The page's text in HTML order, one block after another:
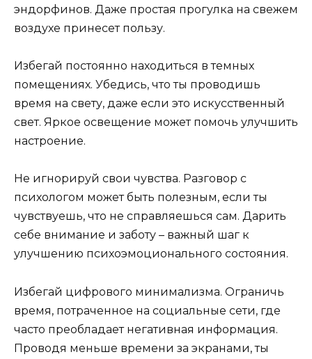
эндорфинов. Даже простая прогулка на свежем
воздухе принесет пользу.
Избегай постоянно находиться в темных
помещениях. Убедись, что ты проводишь
время на свету, даже если это искусственный
свет. Яркое освещение может помочь улучшить
настроение.
Не игнорируй свои чувства. Разговор с
психологом может быть полезным, если ты
чувствуешь, что не справляешься сам. Дарить
себе внимание и заботу – важный шаг к
улучшению психоэмоционального состояния.
Избегай цифрового минимализма. Ограничь
время, потраченное на социальные сети, где
часто преобладает негативная информация.
Проводя меньше времени за экранами, ты